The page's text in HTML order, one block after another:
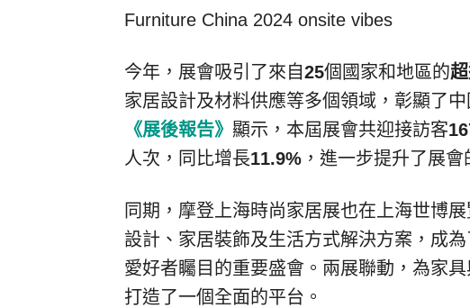
Furniture China 2024 onsite vibes
今年，展會吸引了來自25個國家和地區的
家居設計及材料供應等多個領域，彰顯了
《展後報告》 顯示，本屆展會共迎接訪客
人次，同比增長11.9% ，進一步提升了展
同期，摩登上海時尚家居展也在上海世博
設計、家居裝飾及生活方式解決方案，成
愛好者矚目的重要盛會。兩展聯動，為家
打造了一個全面的平台。